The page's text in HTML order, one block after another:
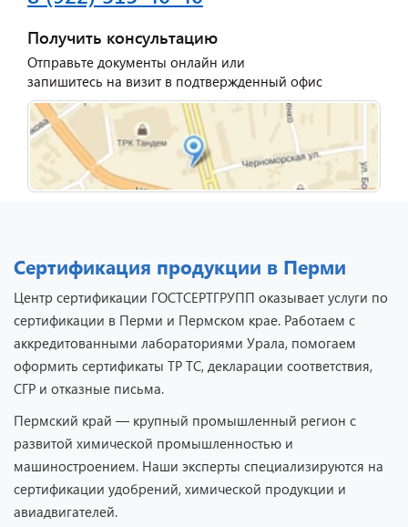
Получить консультацию
Отправьте документы онлайн или
запишитесь на визит в подтвержденный офис
Сертификация продукции в Перми
Центр сертификации ГОСТСЕРТГРУПП оказывает услуги по
сертификации в Перми и Пермском крае. Работаем с
аккредитованными лабораториями Урала, помогаем
оформить сертификаты ТР ТС, декларации соответствия,
СГР и отказные письма.
Пермский край — крупный промышленный регион с
развитой химической промышленностью и
машиностроением. Наши эксперты специализируются на
сертификации удобрений, химической продукции и
авиадвигателей.